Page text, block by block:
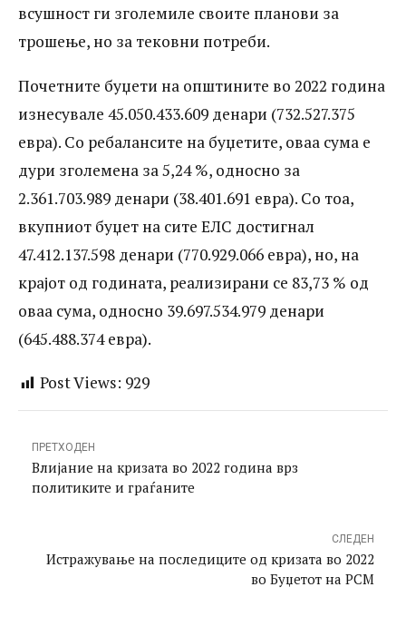
за трошење, но за тековни потреби.
Почетните буџети на општините во 2022
година изнесувале 45.050.433.609
денари (732.527.375 евра). Со
ребалансите на буџетите, оваа сума е
дури зголемена за 5,24 %, односно за
2.361.703.989 денари (38.401.691 евра).
Со тоа, вкупниот буџет на сите ЕЛС
достигнал 47.412.137.598 денари
(770.929.066 евра), но, на крајот од
оваа сума, односно 39.697.534.979
всушност ги зголемиле своите планови за
трошење, но за тековни потреби.
Почетните буџети на општините во 2022 година
изнесувале 45.050.433.609 денари (732.527.375
евра). Со ребалансите на буџетите, оваа сума е
дури зголемена за 5,24 %, односно за
2.361.703.989 денари (38.401.691 евра). Со тоа,
вкупниот буџет на сите ЕЛС достигнал
47.412.137.598 денари (770.929.066 евра), но, на
крајот од годината, реализирани се 83,73 % од
оваа сума, односно 39.697.534.979 денари
(645.488.374 евра).
Post Views: 929
ПРЕТХОДЕН
Влијание на кризата во 2022 година врз
политиките и граѓаните
СЛЕДЕН
Истражување на последиците од кризата во 2022
во Буџетот на РСМ